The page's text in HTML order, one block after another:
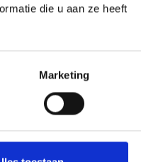
die u aan ze heeft
Marketing